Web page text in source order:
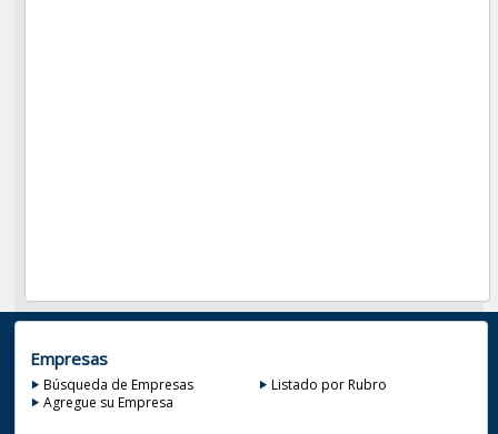
Empresas
Búsqueda de Empresas
Listado por Rubro
Agregue su Empresa